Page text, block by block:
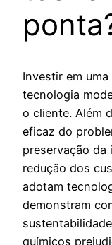
Investir em
tecnologia
o cliente. Além
eficaz do
preservação da
redução dos
adotam
demonstram
químicos